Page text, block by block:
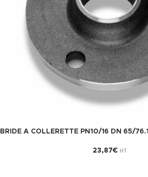
BRIDE A COLLERETTE PN10/16 DN 65/76.1
23,87€ HT